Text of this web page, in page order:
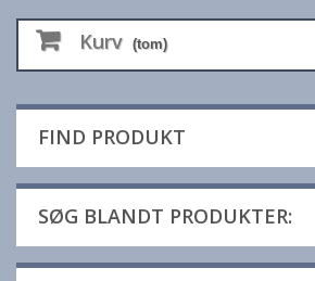
Kurv (tom)
FIND PRODUKT
SØG BLANDT PRODUKTER: